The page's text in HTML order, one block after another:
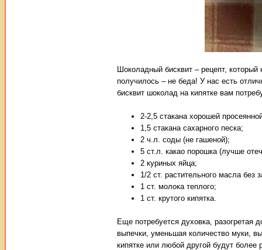
Шоколадный бисквит – рецепт,
получилось – не беда! У нас есть
бисквит шоколад на кипятке вам
2-2,5 стакана хорошей
1,5 стакана сахарного песка;
2 ч.л. соды (не гашеной);
5 ст.л. какао порошка (лучше
2 куриных яйца;
1/2 ст. растительного масла без
1 ст. молока теплого;
1 ст. крутого кипятка.
Еще потребуется духовка, разогретая
выпечки, уменьшая количество муки,
кипятке или любой другой будут